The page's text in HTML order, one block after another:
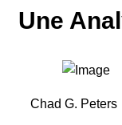
Une
Chad G. Peters